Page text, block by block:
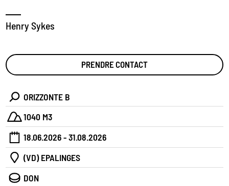
Henry Sykes
PRENDRE CONTACT
ORIZZONTE B
1040 M3
18.06.2026 - 31.08.2026
(VD) EPALINGES
DON